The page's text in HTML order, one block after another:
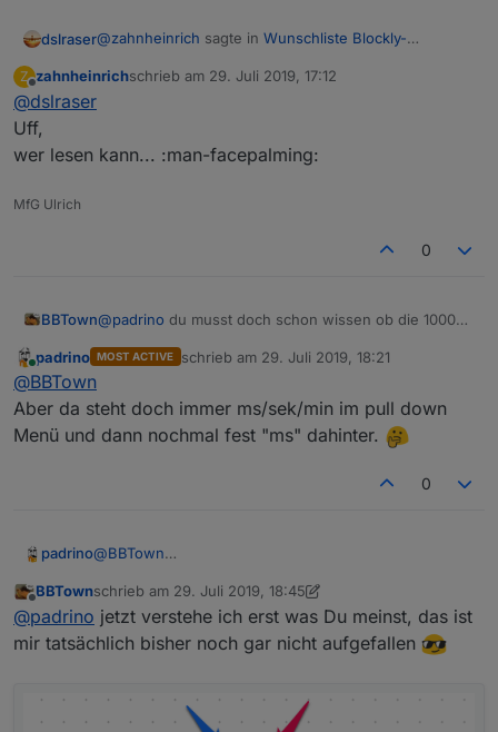
dslraser@zahnheinrich sagte in Wunschliste Blockly-
versenden könnte.
unten, Haken setzen.)
Z
Offline
zahnheinrichschrieb am 29. Juli 2019, 17:12
zuletzt editiert von
@dslraser
Uff,
wer lesen kann... :man-facepalming:
MfG Ulrich
0
BBTown@padrino du musst doch schon wissen ob die 1000
Mitunter ist es ja einfacher/übersichtlicher "3 min."
Online
padrino MOST ACTIVE schrieb am 29. Juli 2019, 18:21
zuletzt editiert von
@BBTown
Aber da steht doch immer ms/sek/min im pull down
Menü und dann nochmal fest "ms" dahinter.
0
padrino@BBTown
Menü und dann nochmal fest "ms" dahinter.
Offline
BBTownschrieb am 29. Juli 2019, 18:45
zuletzt editiert von BBTown
@padrino jetzt verstehe ich erst was Du meinst, das ist
mir tatsächlich bisher noch gar nicht aufgefallen